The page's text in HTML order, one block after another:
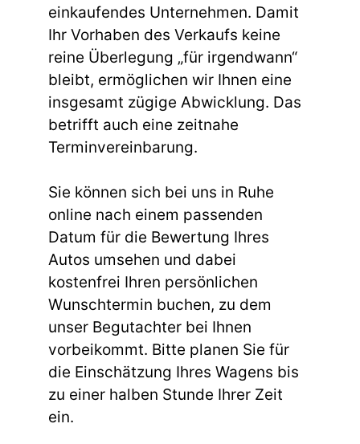
einkaufendes Unternehmen. Damit
Ihr Vorhaben des Verkaufs keine
reine Überlegung „für irgendwann“
bleibt, ermöglichen wir Ihnen eine
insgesamt zügige Abwicklung. Das
betrifft auch eine zeitnahe
Terminvereinbarung.
Sie können sich bei uns in Ruhe
online nach einem passenden
Datum für die Bewertung Ihres
Autos umsehen und dabei
kostenfrei Ihren persönlichen
Wunschtermin buchen, zu dem
unser Begutachter bei Ihnen
vorbeikommt. Bitte planen Sie für
die Einschätzung Ihres Wagens bis
zu einer halben Stunde Ihrer Zeit
ein.